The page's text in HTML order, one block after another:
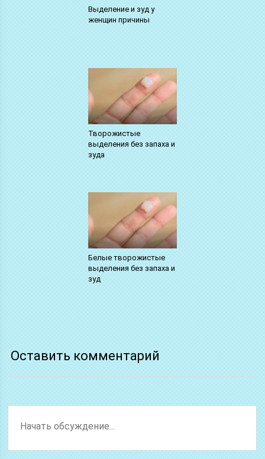
Выделение и зуд у
женщин причины
Творожистые
выделения без запаха и
зуда
Белые творожистые
выделения без запаха и
зуд
Оставить комментарий